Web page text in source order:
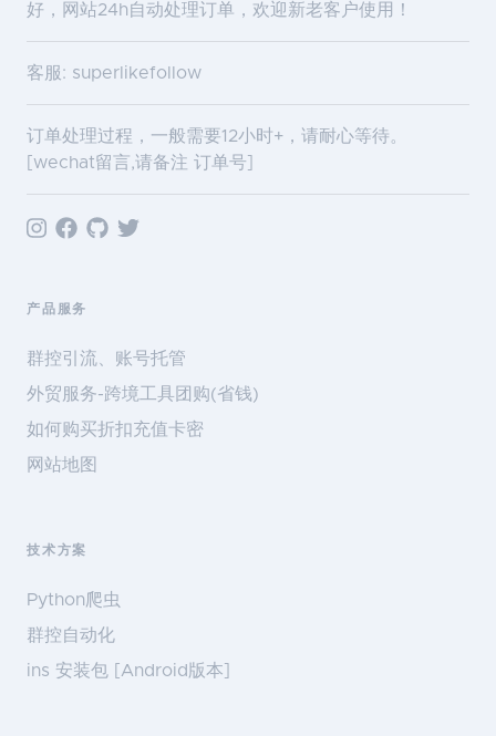
好，网站24h自动处理订单，欢迎新老客户使用！
客服: superlikefollow
订单处理过程，一般需要12小时+，请耐心等待。
[wechat留言,请备注 订单号]
产品服务
群控引流、账号托管
外贸服务-跨境工具团购(省钱)
如何购买折扣充值卡密
网站地图
技术方案
Python爬虫
群控自动化
ins 安装包 [Android版本]